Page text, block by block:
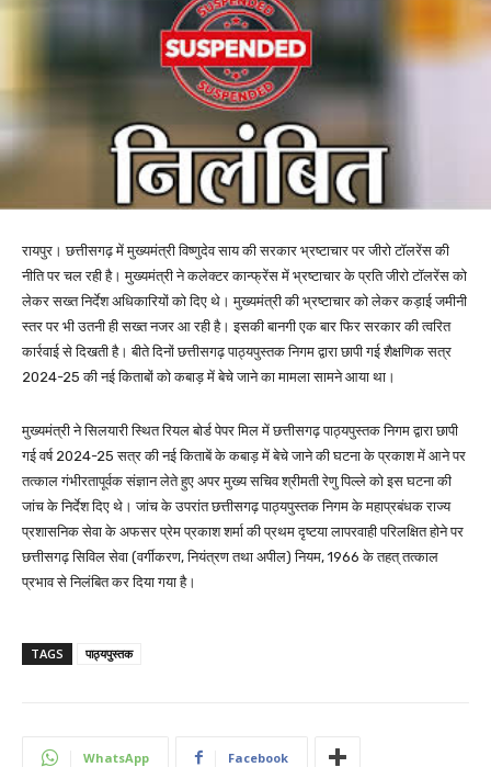
रायपुर। छत्तीसगढ़ में मुख्यमंत्री विष्णुदेव साय की सरकार भ्रष्टाचार पर जीरो टॉलरेंस की
नीति पर चल रही है। मुख्यमंत्री ने कलेक्टर कान्फ्रेंस में भ्रष्टाचार के प्रति जीरो टॉलरेंस को
लेकर सख्त निर्देश अधिकारियों को दिए थे। मुख्यमंत्री की भ्रष्टाचार को लेकर कड़ाई जमीनी
स्तर पर भी उतनी ही सख्त नजर आ रही है। इसकी बानगी एक बार फिर सरकार की त्वरित
कार्रवाई से दिखती है। बीते दिनों छत्तीसगढ़ पाठ्यपुस्तक निगम द्वारा छापी गई शैक्षणिक सत्र
2024-25 की नई किताबों को कबाड़ में बेचे जाने का मामला सामने आया था।
मुख्यमंत्री ने सिलयारी स्थित रियल बोर्ड पेपर मिल में छत्तीसगढ़ पाठ्यपुस्तक निगम द्वारा छापी
गई वर्ष 2024-25 सत्र की नई किताबें के कबाड़ में बेचे जाने की घटना के प्रकाश में आने पर
तत्काल गंभीरतापूर्वक संज्ञान लेते हुए अपर मुख्य सचिव श्रीमती रेणु पिल्ले को इस घटना की
जांच के निर्देश दिए थे। जांच के उपरांत छत्तीसगढ़ पाठ्यपुस्तक निगम के महाप्रबंधक राज्य
प्रशासनिक सेवा के अफसर प्रेम प्रकाश शर्मा की प्रथम दृष्टया लापरवाही परिलक्षित होने पर
छत्तीसगढ़ सिविल सेवा (वर्गीकरण, नियंत्रण तथा अपील) नियम, 1966 के तहत् तत्काल
प्रभाव से निलंबित कर दिया गया है।
TAGS पाठ्यपुस्तक
WhatsApp Facebook